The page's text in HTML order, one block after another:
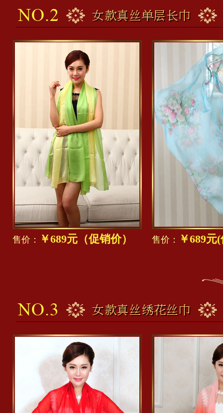
售价： ￥689元（促销价） 售价： ￥689元